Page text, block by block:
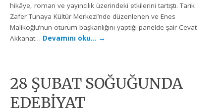
hikâye, roman ve yayıncılık üzerindeki etkilerini tartıştı. Tarık
Zafer Tunaya Kültür Merkezi’nde düzenlenen ve Enes
Malikoğlu’nun oturum başkanlığını yaptığı panelde şair Cevat
Akkanat… Devamını oku… →
28 ŞUBAT SOĞUĞUNDA
EDEBİYAT